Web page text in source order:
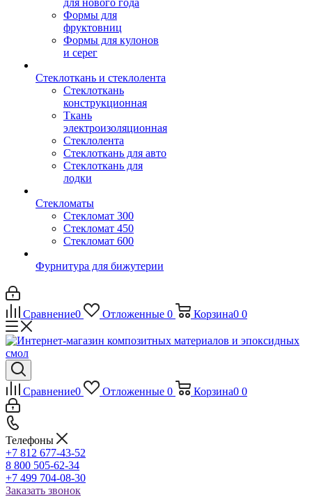
для нового года
Формы для
фруктовниц
Формы для кулонов
и серег
Стеклоткань и стеклолента
Стеклоткань
конструкционная
Ткань
электроизоляционная
Стеклолента
Стеклоткань для авто
Стеклоткань для
лодки
Стекломаты
Стекломат 300
Стекломат 450
Стекломат 600
Фурнитура для бижутерии
Сравнение0 Отложенные 0 Корзина0 0
Сравнение0 Отложенные 0 Корзина0 0
Телефоны
+7 812 677-43-52
8 800 505-62-34
+7 499 704-08-30
Заказать звонок